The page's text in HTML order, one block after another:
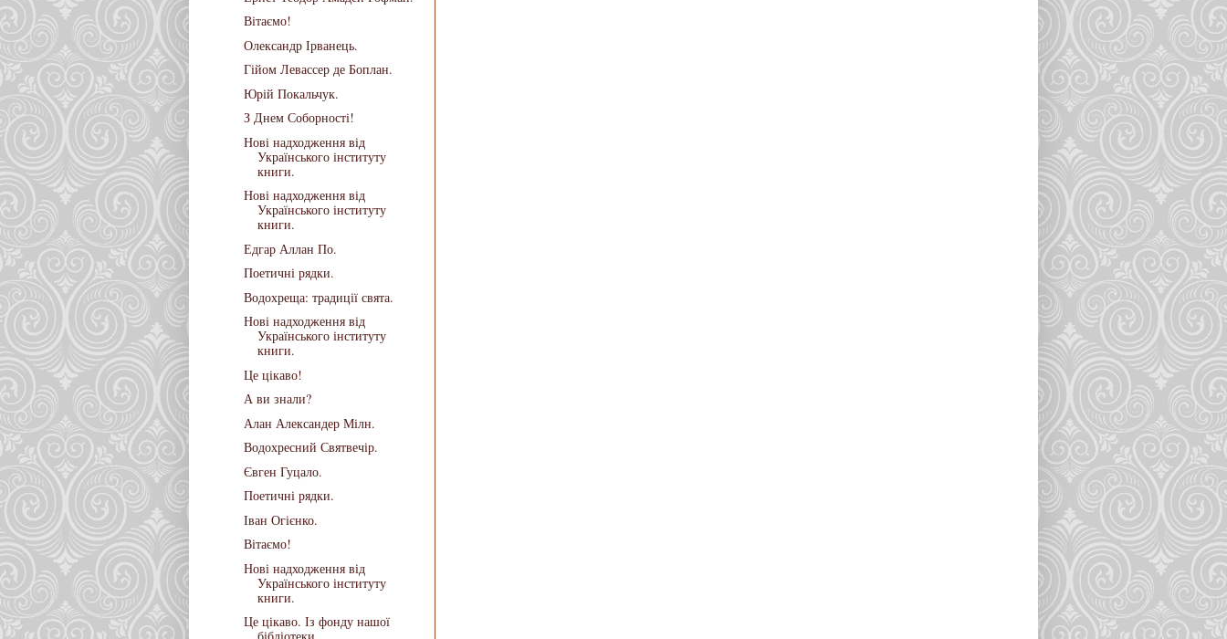
Вітаємо!
Олександр Ірванець.
Гійом Левассер де Боплан.
Юрій Покальчук.
З Днем Соборності!
Нові надходження від
Українського інституту
книги.
Нові надходження від
Українського інституту
книги.
Едгар Аллан По.
Поетичні рядки.
Водохреща: традиції свята.
Нові надходження від
Українського інституту
книги.
Це цікаво!
А ви знали?
Алан Александер Мілн.
Водохресний Святвечір.
Євген Гуцало.
Поетичні рядки.
Іван Огієнко.
Вітаємо!
Нові надходження від
Українського інституту
книги.
Це цікаво. Із фонду нашої